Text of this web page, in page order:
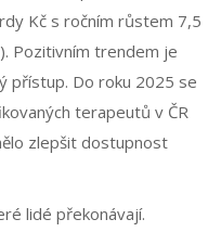
Kč s ročním růstem 7,5
Pozitivním trendem je
přístup. Do roku 2025 se
terapeutů v ČR
zlepšit dostupnost
lidé překonávají.